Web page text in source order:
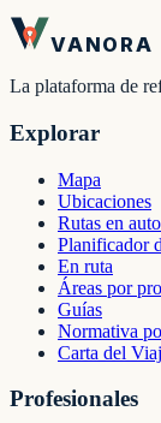
VANORA
La plataforma de
Explorar
Mapa
Ubicaciones
Rutas en
Planificador
En ruta
Áreas por
Guías
Normativa
Carta del
Profesionales